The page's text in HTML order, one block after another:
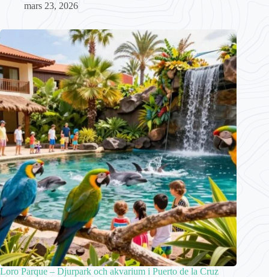
mars 23, 2026
Loro Parque – Djurpark och akvarium i Puerto de la Cruz